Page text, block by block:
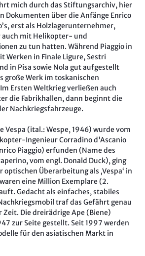
mich durch das Stiftungsarchiv, hier
Dokumenten über die Anfänge Enrico
erst als Holzlagerunternehmer,
auch mit Helikopter- und
zu tun hatten. Während Piaggio in
Werken in Finale Ligure, Sestri
in Pisa sowie Nola gut aufgestellt
große Werk im toskanischen
Ersten Weltkrieg verließen auch
die Fabrikhallen, dann beginnt die
Nachkriegsfahrzeuge.
Vespa (ital.: Wespe, 1946) wurde vom
Ingenieur Corradino d'Ascanio
Piaggio) erfunden (Name des
vom engl. Donald Duck), ging
optischen Überarbeitung als ‚Vespa‘ in
eine Million Exemplare (2.
Gedacht als einfaches, stabiles
traf das Gefährt genau
Zeit. Die dreirädrige Ape (Biene)
zur Seite gestellt. Seit 1997 werden
für den asiatischen Markt in